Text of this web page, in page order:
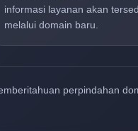
informasi layanan akan
melalui domain baru.
perpindahan